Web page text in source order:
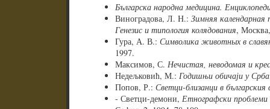
Българска народна медицина.
Виноградова, Л. Н.: Зимняя календарная
Генезис и типология колядования,
Гура, А. В.: Символика животных в
1997.
Максимов, С. Нечистая, неводомая и
Недељковић, М.: Годишњи обичаји у Срба
Попов, Р.: Светци-близанци в българския
- Светци-демони, Етнографски проблеми